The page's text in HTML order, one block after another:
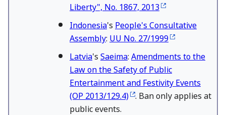
Liberty", No. 1867, 2013
Indonesia's People's Consultative
Assembly: UU No. 27/1999
Latvia'sSaeima: Amendments to the
Law on the Safety of Public
Entertainment and Festivity Events
(OP 2013/129.4)
. Ban only applies at
public events.